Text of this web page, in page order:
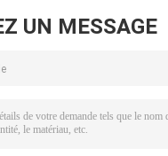
UN MESSAGE